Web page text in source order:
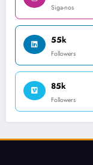
Siga-nos
55k
Followers
85k
Followers